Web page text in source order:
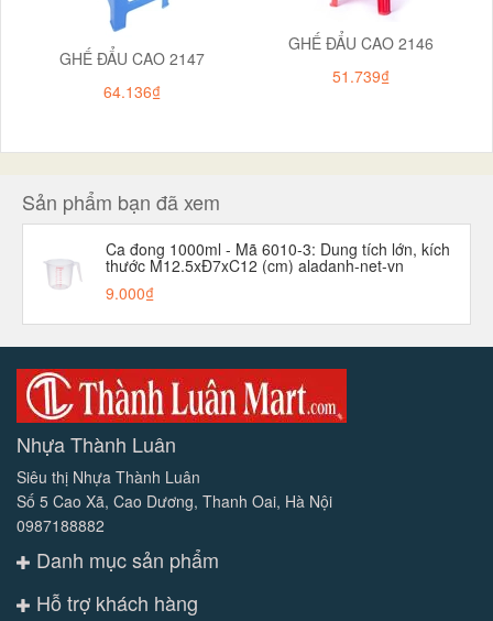
GHẾ ĐẨU CAO 2147
64.136₫
GHẾ ĐẨU CAO 2146
51.739₫
Sản phẩm bạn đã xem
Ca đong 1000ml - Mã 6010-3: Dung tích lớn, kích
thước M12.5xĐ7xC12 (cm) aladanh-net-vn
9.000₫
Nhựa Thành Luân
Siêu thị Nhựa Thành Luân
Số 5 Cao Xã, Cao Dương, Thanh Oai, Hà Nội
0987188882
Danh mục sản phẩm
Hỗ trợ khách hàng